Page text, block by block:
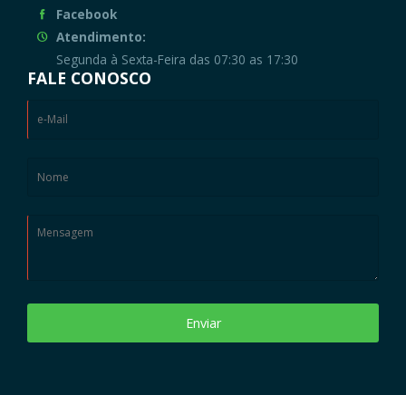
Facebook
Atendimento:
Segunda à Sexta-Feira das 07:30 as 17:30
FALE CONOSCO
Enviar